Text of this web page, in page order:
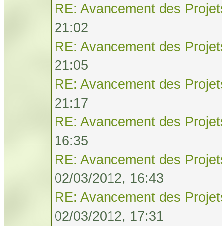
RE: Avancement des
21:02
RE: Avancement des
21:05
RE: Avancement des
21:17
RE: Avancement des
16:35
RE: Avancement des
02/03/2012, 16:43
RE: Avancement des
02/03/2012, 17:31